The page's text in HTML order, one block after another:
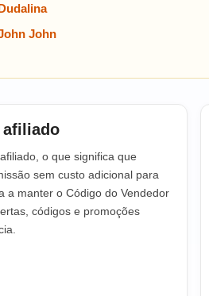
John
afiliado
o que significa que
sem custo adicional para
a manter o Código do Vendedor
códigos e promoções